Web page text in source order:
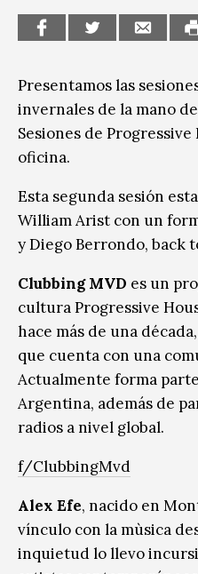
Música
Presentamos las
invernales de la mano
Sesiones de
oficina.
Esta segunda sesión
William Arist con un
y Diego Berrondo, back
Clubbing MVD es un
cultura Progressive
hace más de una
que cuenta con una
Actualmente forma
Argentina, además de
radios a nivel global.
f/ClubbingMvd
Alex Efe, nacido en
vínculo con la mùsica
inquietud lo llevo